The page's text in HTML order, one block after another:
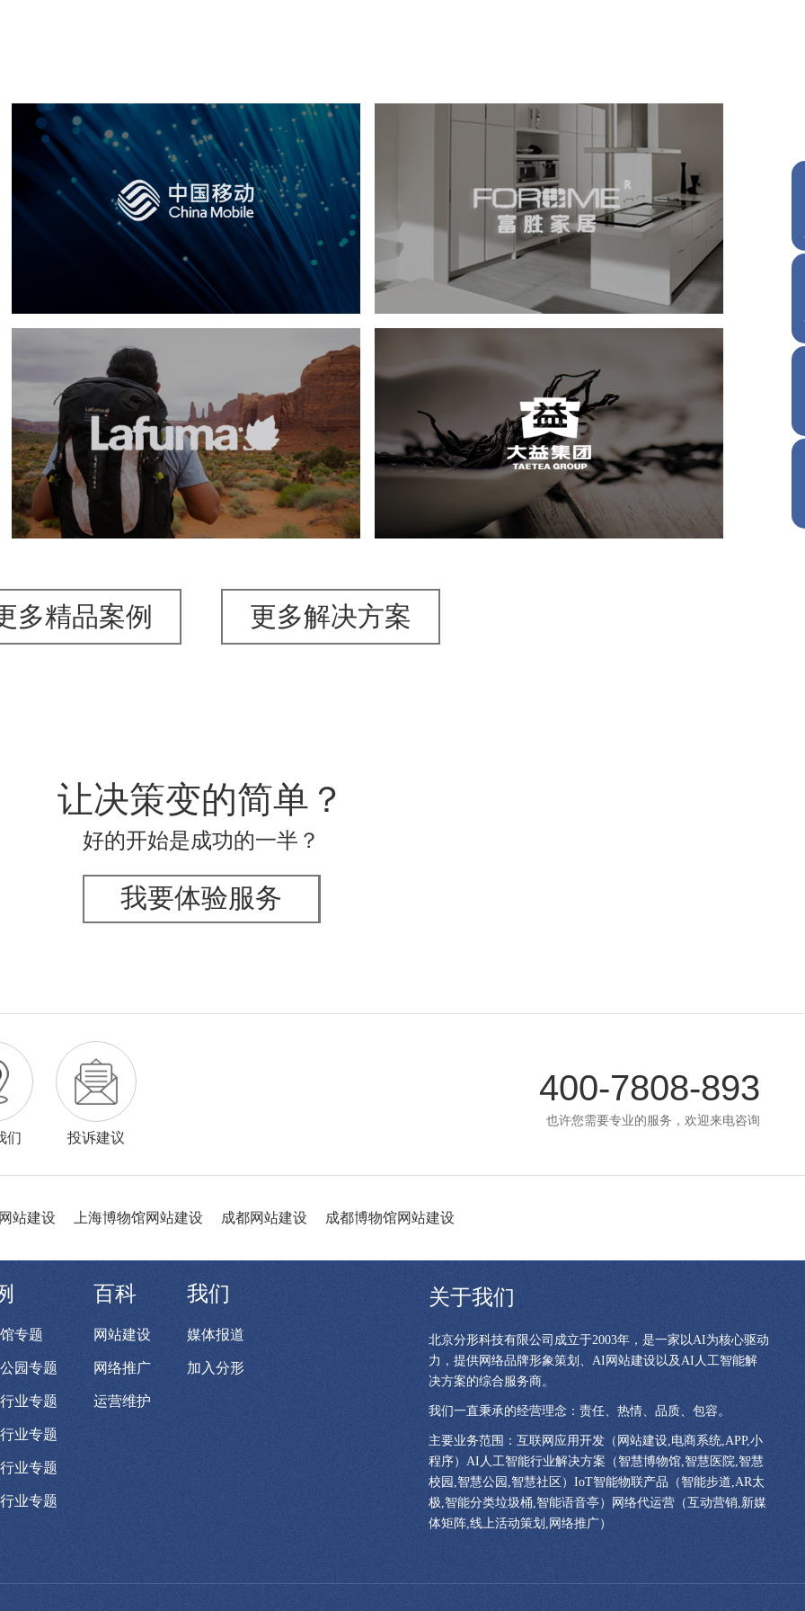
中国移动
网络运营
网站代运营
微信微博运营
电信通讯 H5
富胜家居
网页设计 电商网站 家具家居
勒夫马
网页设计
大益
网页设计 电商网站
轻工食品
IT平台整体解决方案
多精品案例 更多解决方案
让决策变的简单？
好的开始是成功的一半？
我要体验服务
们 投诉建议
400-7808-893
也许您需要专业的服务，欢迎来电咨询
站建设 上海博物馆网站建设 成都网站建设 成都博物馆网站建设
专题
园专题
业专题
业专题
业专题
业专题
百科
网站建设
网络推广
运营维护
我们
媒体报道
加入分形
关于我们
北京分形科技有限公司成立于2003年，是一家以AI为核心驱动
力，提供网络品牌形象策划、AI网站建设以及AI人工智能解
决方案的综合服务商。
我们一直秉承的经营理念：责任、热情、品质、包容。
主要业务范围：互联网应用开发（网站建设,电商系统,APP,小
程序）AI人工智能行业解决方案（智慧博物馆,智慧医院,智慧
校园,智慧公园,智慧社区）IoT智能物联产品（智能步道,AR太
极,智能分类垃圾桶,智能语音亭）网络代运营（互动营销,新媒
体矩阵,线上活动策划,网络推广）